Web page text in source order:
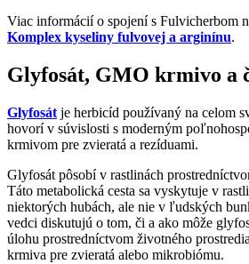
Viac informácií o spojení s Fulvicherbom
Komplex kyseliny fulvovej a arginínu.
Glyfosát, GMO krmivo a
Glyfosát je herbicíd používaný na celom
hovorí v súvislosti s moderným
krmivom pre zvieratá a rezíduami.
Glyfosát pôsobí v rastlinách
Táto metabolická cesta sa vyskytuje v
niektorých hubách, ale nie v ľudských
vedci diskutujú o tom, či a ako môže
úlohu prostredníctvom životného
krmiva pre zvieratá alebo mikrobiómu.